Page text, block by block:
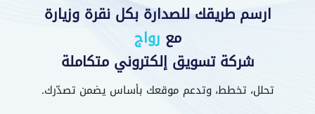
ارسم طريقك للصدارة بكل نقرة وزيارة
مع رواج
شركة تسويق إلكتروني متكاملة
تحلل، تخطط، وتدعم موقعك بأساس يضمن تصدّرك.